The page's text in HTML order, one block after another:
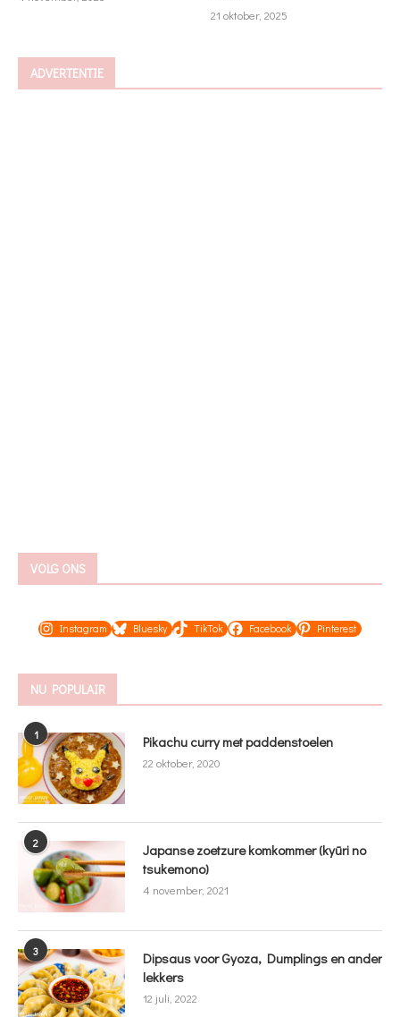
21 oktober, 2025
ADVERTENTIE
VOLG ONS
Instagram Bluesky TikTok Facebook Pinterest
NU POPULAIR
1 Pikachu curry met paddenstoelen
22 oktober, 2020
2
Japanse zoetzure komkommer (kyūri no
tsukemono)
4 november, 2021
3
Dipsaus voor Gyoza, Dumplings en ander
lekkers
12 juli, 2022